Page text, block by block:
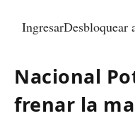
IngresarDesbloquear
Nacional
frenar la